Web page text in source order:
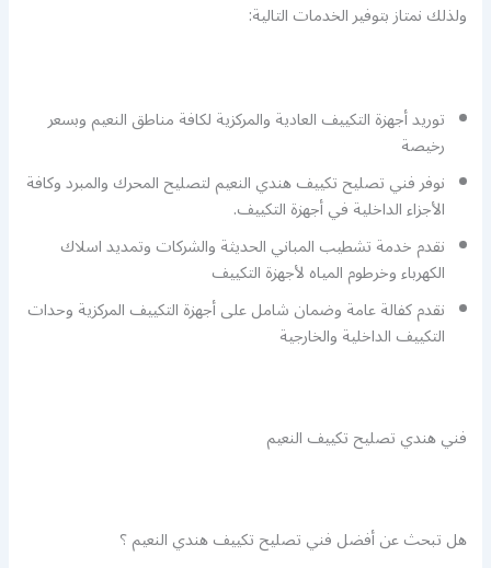
ولذلك نمتاز بتوفير الخدمات التالية:
توريد أجهزة التكييف العادية والمركزية لكافة مناطق النعيم وبسعر
رخيصة
نوفر فني تصليح تكييف هندي النعيم لتصليح المحرك والمبرد وكافة
الأجزاء الداخلية في أجهزة التكييف.
نقدم خدمة تشطيب المباني الحديثة والشركات وتمديد اسلاك
الكهرباء وخرطوم المياه لأجهزة التكييف
نقدم كفالة عامة وضمان شامل على أجهزة التكييف المركزية وحدات
التكييف الداخلية والخارجية
فني هندي تصليح تكييف النعيم
هل تبحث عن أفضل فني تصليح تكييف هندي النعيم ؟